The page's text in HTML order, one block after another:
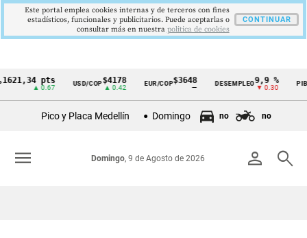
Cintillo
Colombia
pts USD/COP$4178
▲ 0.42
EUR/COP$3648
—
DESEMPLEO9,9 %
▼ 0.30
PIB 2,8
▲
Pico y Placa Medellín Domingo no no
person search
Domingo, 9 de Agosto de 2026
menu
Este portal emplea cookies internas y de terceros con fines
estadísticos, funcionales y publicitarios. Puede aceptarlas o
consultar más en nuestra politica de cookies
CONTINUAR